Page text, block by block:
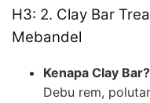
H3: 2. Clay Bar
Mebandel
Kenapa Clay Bar?
Debu rem,